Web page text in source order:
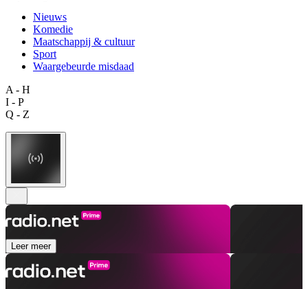
Nieuws
Komedie
Maatschappij & cultuur
Sport
Waargebeurde misdaad
A - H
I - P
Q - Z
Leer meer